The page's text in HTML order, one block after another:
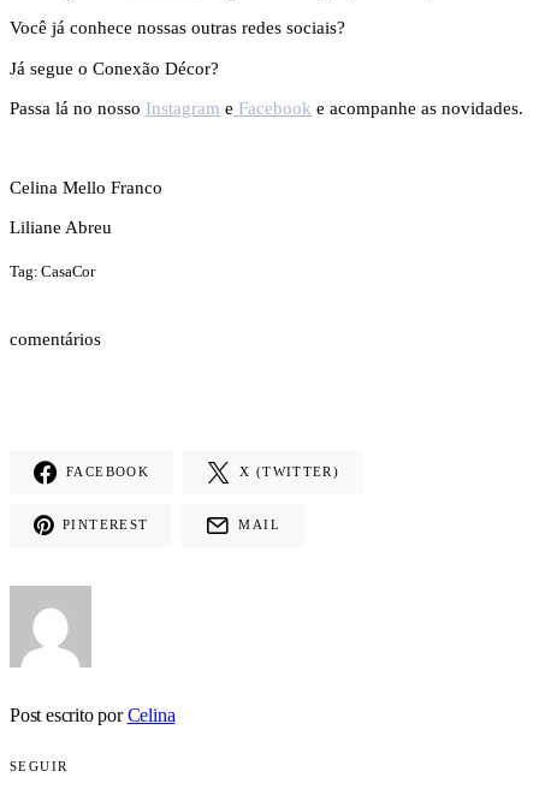
Você já conhece nossas outras redes sociais?
Já segue o Conexão Décor?
Passa lá no nosso Instagram e Facebook e acompanhe as novidades.
Celina Mello Franco
Liliane Abreu
Tag: CasaCor
comentários
FACEBOOK X (TWITTER)
PINTEREST MAIL
Post escrito por Celina
SEGUIR